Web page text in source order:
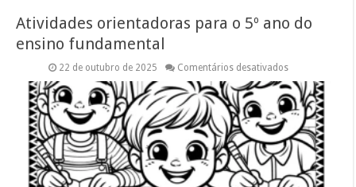
Atividades orientadoras para o 5º ano do
ensino fundamental
22 de outubro de 2025 Comentários desativadosem
orientadoras
para
o
5º
ano
do
ensino
fundamental